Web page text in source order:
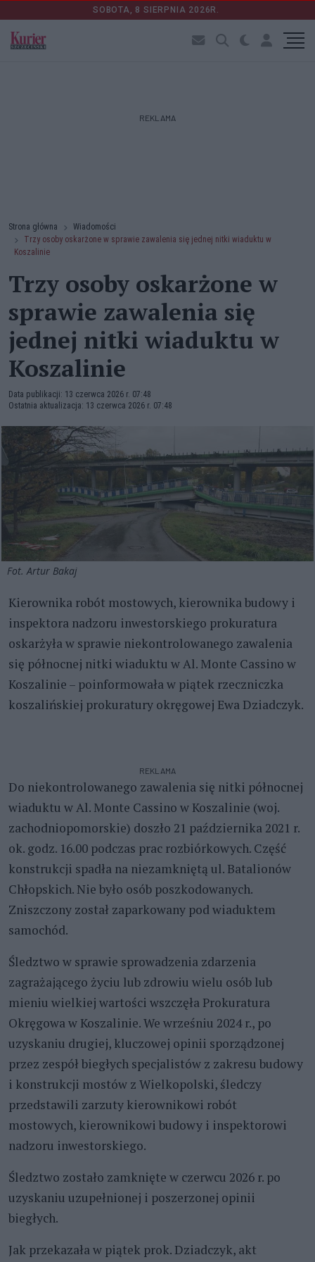
SOBOTA, 8 SIERPNIA 2026R.
REKLAMA
Strona główna
Wiadomości
Trzy osoby oskarżone w sprawie zawalenia się jednej nitki wiaduktu w
Koszalinie
Trzy osoby oskarżone w
sprawie zawalenia się
jednej nitki wiaduktu w
Koszalinie
Data publikacji: 13 czerwca 2026 r. 07:48
Ostatnia aktualizacja: 13 czerwca 2026 r. 07:48
Fot. Artur Bakaj
Kierownika robót mostowych, kierownika budowy i
inspektora nadzoru inwestorskiego prokuratura
oskarżyła w sprawie niekontrolowanego zawalenia
się północnej nitki wiaduktu w Al. Monte Cassino w
Koszalinie – poinformowała w piątek rzeczniczka
koszalińskiej prokuratury okręgowej Ewa Dziadczyk.
REKLAMA
Do niekontrolowanego zawalenia się nitki północnej
wiaduktu w Al. Monte Cassino w Koszalinie (woj.
zachodniopomorskie) doszło 21 października 2021 r.
ok. godz. 16.00 podczas prac rozbiórkowych. Część
konstrukcji spadła na niezamkniętą ul. Batalionów
Chłopskich. Nie było osób poszkodowanych.
Zniszczony został zaparkowany pod wiaduktem
samochód.
Śledztwo w sprawie sprowadzenia zdarzenia
zagrażającego życiu lub zdrowiu wielu osób lub
mieniu wielkiej wartości wszczęła Prokuratura
Okręgowa w Koszalinie. We wrześniu 2024 r., po
uzyskaniu drugiej, kluczowej opinii sporządzonej
przez zespół biegłych specjalistów z zakresu budowy
i konstrukcji mostów z Wielkopolski, śledczy
przedstawili zarzuty kierownikowi robót
mostowych, kierownikowi budowy i inspektorowi
nadzoru inwestorskiego.
Śledztwo zostało zamknięte w czerwcu 2026 r. po
uzyskaniu uzupełnionej i poszerzonej opinii
biegłych.
Jak przekazała w piątek prok. Dziadczyk, akt